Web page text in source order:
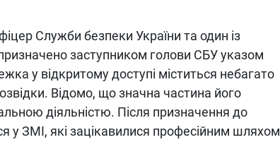
Служби безпеки України та один із
заступником голови СБУ указом
у відкритому доступі міститься небагато
Відомо, що значна частина його
діяльністю. Після призначення до
у ЗМІ, які зацікавилися професійним шляхом